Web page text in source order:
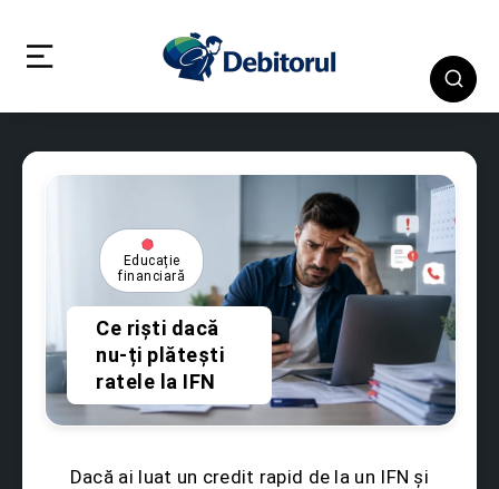
Educație
financiară
Ce riști dacă
nu-ți plătești
ratele la IFN
Dacă ai luat un credit rapid de la un IFN și